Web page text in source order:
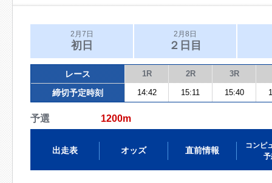
2月7日
初日
2月8日
２日目
レース 1R 2R 3R
締切予定時刻 14:42 15:11 15:40
予選 1200m
出走表 オッズ 直前情報
コンピ
予